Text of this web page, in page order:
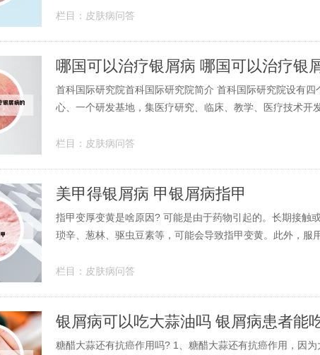
及以上。2、公务员特殊体检标准主要包括以下几点：视力
栏目： 皮肤病问答
哪国可以治疗银屑病 哪国可以治疗银
首科国际研究院首科国际研究院简介 首科国际研究院设有四
心、一个研发基地，集医疗研究、临床、教学、医疗技术开
科研机构保持着广泛的学术交流与合作。首科研究院秉持着
栏目： 皮肤病问答
美甲得银屑病 甲银屑病指甲
指甲变厚变黄是啥原因? 可能是由于药物引起的。长期接触
琐辛、葱林、驱虫豆素等，可能会导致指甲变黄。此外，服
甲通常会逐渐恢复正常。无需过度担心，保持良好的日常生
栏目： 皮肤病问答
银屑病可以吃大蒜油吗 银屑病患者能
糖醋大蒜还有抗癌作用吗? 1、糖醋大蒜还有抗癌作用，因